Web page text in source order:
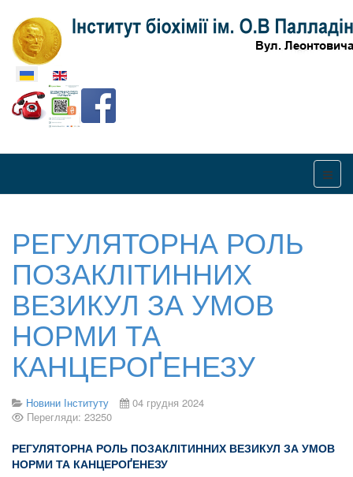
Оберіть свою мову
РЕГУЛЯТОРНА РОЛЬ
ПОЗАКЛІТИННИХ
ВЕЗИКУЛ ЗА УМОВ
НОРМИ ТА
КАНЦЕРОҐЕНЕЗУ
Новини Інституту
04 грудня 2024
Перегляди: 23250
РЕГУЛЯТОРНА РОЛЬ ПОЗАКЛІТИННИХ ВЕЗИКУЛ ЗА УМОВ
НОРМИ ТА КАНЦЕРОҐЕНЕЗУ